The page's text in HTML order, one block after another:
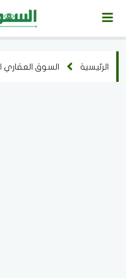
الرئيسية السوق